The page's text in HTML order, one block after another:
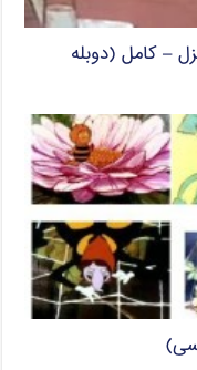
– کامل (دوبله